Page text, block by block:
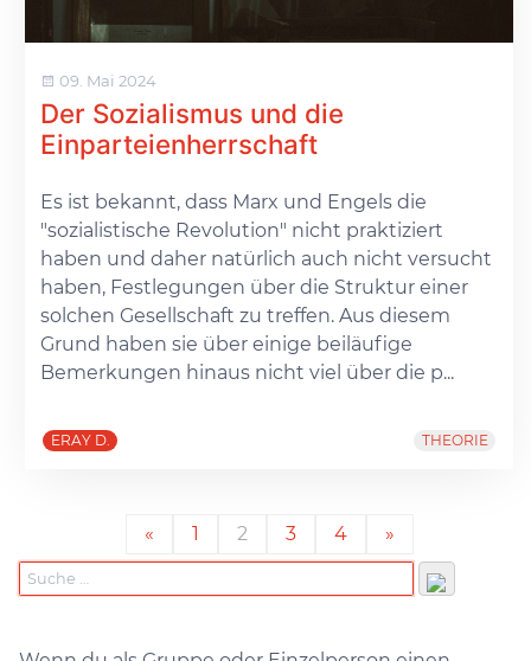
09. Mai 2024
Der Sozialismus und die
Einparteienherrschaft
Es ist bekannt, dass Marx und Engels die
"sozialistische Revolution" nicht praktiziert
haben und daher natürlich auch nicht versucht
haben, Festlegungen über die Struktur einer
solchen Gesellschaft zu treffen. Aus diesem
Grund haben sie über einige beiläufige
Bemerkungen hinaus nicht viel über die p...
ERAY D. THEORIE
« 1 2 3 4 »